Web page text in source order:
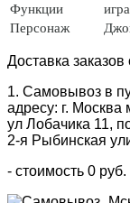
Функции
Персонаж
Доставка
1. Самовывоз в
адресу: г. Москва
ул Лобачика 11,
2-я Рыбинская
- стоимость 0 руб.